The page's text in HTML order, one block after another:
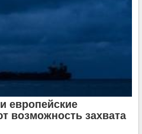
европейские
возможность захвата